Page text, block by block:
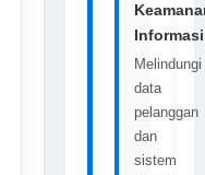
Informasi
Melindungi
data
pelanggan
dan
sistem